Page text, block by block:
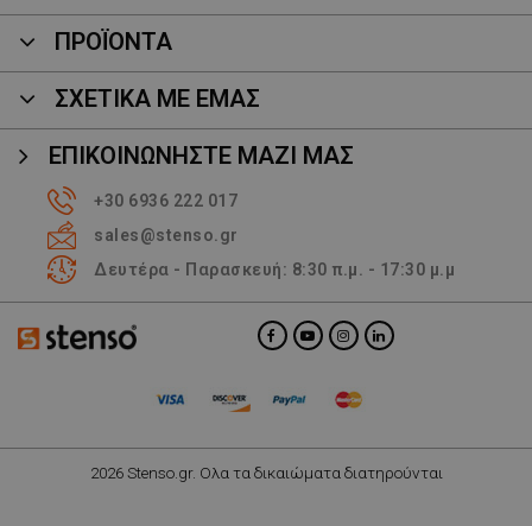
ΠΡΟΪΌΝΤΑ
ΣΧΕΤΙΚΑ ΜΕ ΕΜΑΣ
ΕΠΙΚΟΙΝΩΝΉΣΤΕ ΜΑΖΊ ΜΑΣ
+30 6936 222 017
sales@stenso.gr
Δευτέρα - Παρασκευή: 8:30 π.μ. - 17:30 μ.μ
2026 Stenso.gr. Ολα τα δικαιώματα διατηρούνται